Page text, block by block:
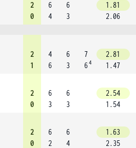
2
0
6
4
6
3
1.81
2.06
2
1
4
6
6
3
7
64
2.81
1.47
2
0
6
3
6
3
2.54
1.54
2
0
6
2
6
4
1.63
2.35